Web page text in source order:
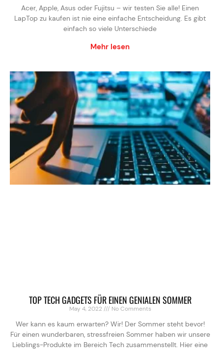
Acer, Apple, Asus oder Fujitsu – wir testen Sie alle! Einen
LapTop zu kaufen ist nie eine einfache Entscheidung. Es gibt
einfach so viele Unterschiede
Mehr lesen
TOP TECH GADGETS FÜR EINEN GENIALEN SOMMER
May 4, 2022 No Comments
Wer kann es kaum erwarten? Wir! Der Sommer steht bevor!
Für einen wunderbaren, stressfreien Sommer haben wir unsere
Lieblings-Produkte im Bereich Tech zusammenstellt. Hier eine